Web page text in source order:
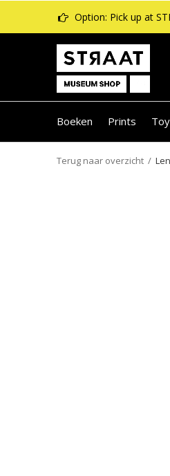
Boeken Prints
Option: Pick up at
Terug naar overzicht